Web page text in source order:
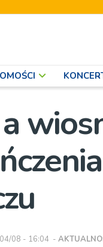
08 - 16:04 -